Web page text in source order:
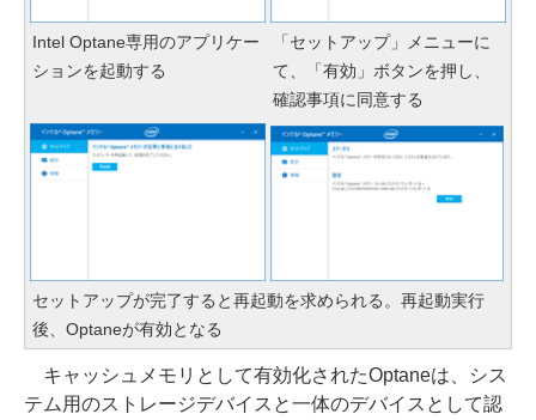
Intel Optane専用のアプリケー
ションを起動する
「セットアップ」メニューに
て、「有効」ボタンを押し、
確認事項に同意する
セットアップが完了すると再起動を求められる。再起動実行
後、Optaneが有効となる
キャッシュメモリとして有効化されたOptaneは、シス
テム用のストレージデバイスと一体のデバイスとして認